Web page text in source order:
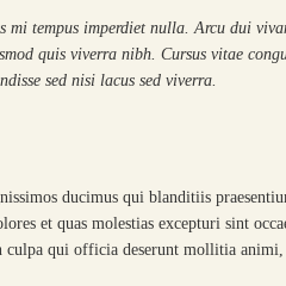
mi tempus imperdiet nulla. Arcu dui
quis viverra nibh. Cursus vitae
sed nisi lacus sed viverra.
ducimus qui blanditiis
et quas molestias excepturi sint
qui officia deserunt mollitia